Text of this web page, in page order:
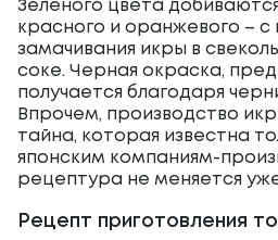
Зеленого цвета
красного и оранжевого –
замачивания икры в
соке. Черная окраска,
получается благодаря
Впрочем, производство
тайна, которая известна
японским компаниям-
рецептура не меняется
Рецепт приготовления